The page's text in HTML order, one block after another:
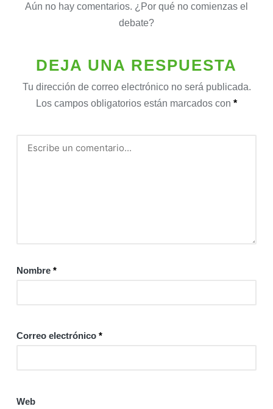
Aún no hay comentarios. ¿Por qué no comienzas el
debate?
DEJA UNA RESPUESTA
Tu dirección de correo electrónico no será publicada.
Los campos obligatorios están marcados con *
Nombre *
Correo electrónico *
Web